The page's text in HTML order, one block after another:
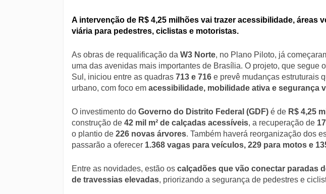
A intervenção de R$ 4,25 milhões vai trazer acessibilidade, áreas
viária para pedestres, ciclistas e motoristas.
As obras de requalificação da W3 Norte, no Plano Piloto, já
uma das avenidas mais importantes de Brasília. O projeto, que segue
Sul, iniciou entre as quadras 713 e 716 e prevê mudanças estruturais
urbano, com foco em acessibilidade, mobilidade ativa e segurança
O investimento do Governo do Distrito Federal (GDF) é de R$ 4,25
construção de 42 mil m² de calçadas acessíveis, a recuperação de
o plantio de 226 novas árvores. Também haverá reorganização dos
passarão a oferecer 1.368 vagas para veículos, 229 para motos e
Entre as novidades, estão os calçadões que vão conectar paradas
de travessias elevadas, priorizando a segurança de pedestres e